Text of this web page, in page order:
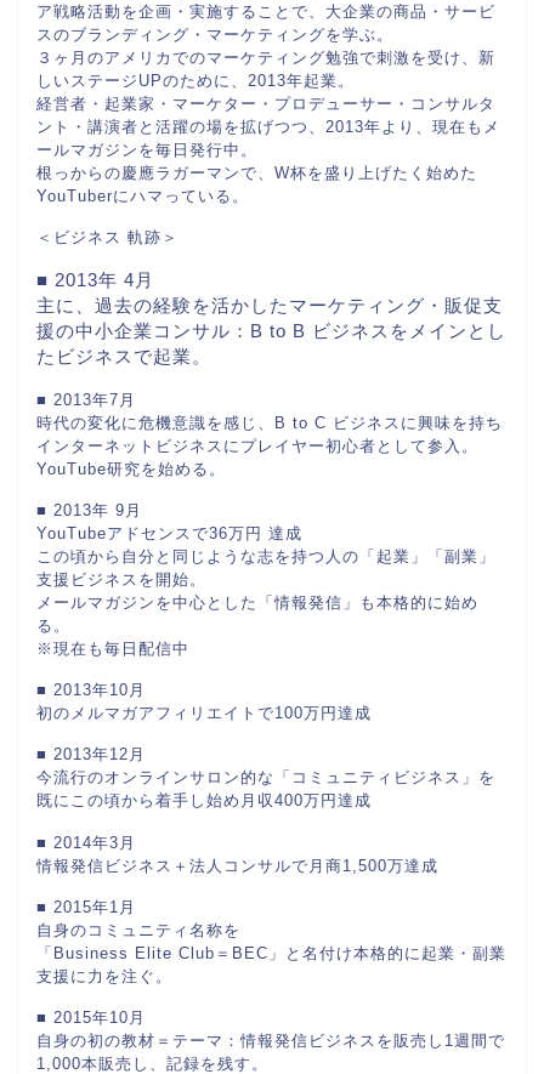
ア戦略活動を企画・実施することで、大企業の商品・サービ
スのブランディング・マーケティングを学ぶ。
３ヶ月のアメリカでのマーケティング勉強で刺激を受け、新
しいステージUPのために、2013年起業。
経営者・起業家・マーケター・プロデューサー・コンサルタ
ント・講演者と活躍の場を拡げつつ、2013年より、現在もメ
ールマガジンを毎日発行中。
根っからの慶應ラガーマンで、W杯を盛り上げたく始めた
YouTuberにハマっている。
＜ビジネス 軌跡＞
■ 2013年 4月
主に、過去の経験を活かしたマーケティング・販促支
援の中小企業コンサル：B to B ビジネスをメインとし
たビジネスで起業。
■ 2013年7月
時代の変化に危機意識を感じ、B to C ビジネスに興味を持ち
インターネットビジネスにプレイヤー初心者として参入。
YouTube研究を始める。
■ 2013年 9月
YouTubeアドセンスで36万円 達成
この頃から自分と同じような志を持つ人の「起業」「副業」
支援ビジネスを開始。
メールマガジンを中心とした「情報発信」も本格的に始め
る。
※現在も毎日配信中
■ 2013年10月
初のメルマガアフィリエイトで100万円達成
■ 2013年12月
今流行のオンラインサロン的な「コミュニティビジネス」を
既にこの頃から着手し始め月収400万円達成
■ 2014年3月
情報発信ビジネス＋法人コンサルで月商1,500万達成
■ 2015年1月
自身のコミュニティ名称を
「Business Elite Club＝BEC」と名付け本格的に起業・副業
支援に力を注ぐ。
■ 2015年10月
自身の初の教材＝テーマ：情報発信ビジネスを販売し1週間で
1,000本販売し、記録を残す。